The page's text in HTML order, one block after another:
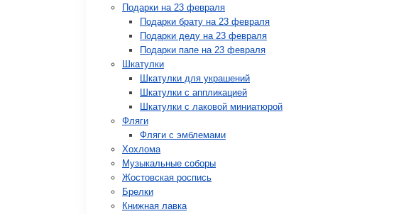
Подарки на 23 февраля
Подарки брату на 23 февраля
Подарки деду на 23 февраля
Подарки папе на 23 февраля
Шкатулки
Шкатулки для украшений
Шкатулки с аппликацией
Шкатулки с лаковой миниатюрой
Фляги
Фляги с эмблемами
Хохлома
Музыкальные соборы
Жостовская роспись
Брелки
Книжная лавка